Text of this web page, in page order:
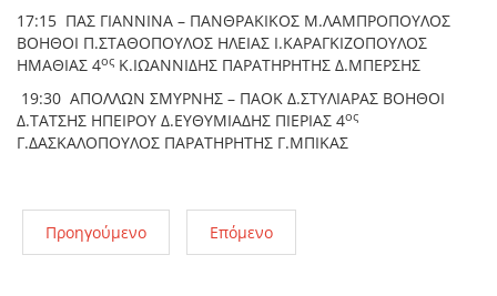
17:15 ΠΑΣ ΓΙΑΝΝΙΝΑ – ΠΑΝΘΡΑΚΙΚΟΣ Μ.ΛΑΜΠΡΟΠΟΥΛΟΣ
ΒΟΗΘΟΙ Π.ΣΤΑΘΟΠΟΥΛΟΣ ΗΛΕΙΑΣ Ι.ΚΑΡΑΓΚΙΖΟΠΟΥΛΟΣ
ΗΜΑΘΙΑΣ 4ος Κ.ΙΩΑΝΝΙΔΗΣ ΠΑΡΑΤΗΡΗΤΗΣ Δ.ΜΠΕΡΣΗΣ
19:30 ΑΠΟΛΛΩΝ ΣΜΥΡΝΗΣ – ΠΑΟΚ Δ.ΣΤΥΛΙΑΡΑΣ ΒΟΗΘΟΙ
Δ.ΤΑΤΣΗΣ ΗΠΕΙΡΟΥ Δ.ΕΥΘΥΜΙΑΔΗΣ ΠΙΕΡΙΑΣ 4ος
Γ.ΔΑΣΚΑΛΟΠΟΥΛΟΣ ΠΑΡΑΤΗΡΗΤΗΣ Γ.ΜΠΙΚΑΣ
Προηγούμενο Επόμενο